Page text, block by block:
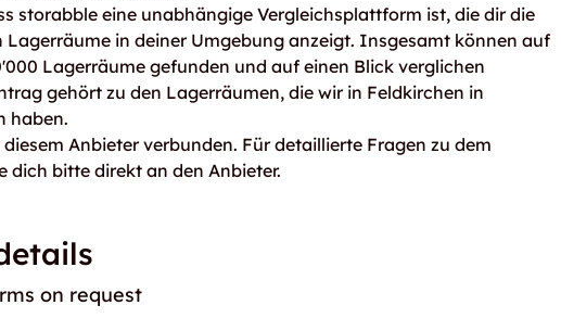
storabble eine unabhängige Vergleichsplattform ist, die dir die
Lagerräume in deiner Umgebung anzeigt. Insgesamt können auf
Lagerräume gefunden und auf einen Blick verglichen
gehört zu den Lagerräumen, die wir in Feldkirchen in
haben.
Anbieter verbunden. Für detaillierte Fragen zu dem
dich bitte direkt an den Anbieter.
on request